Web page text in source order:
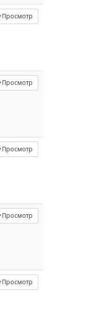
Просмотр
Просмотр
Просмотр
Просмотр
Просмотр